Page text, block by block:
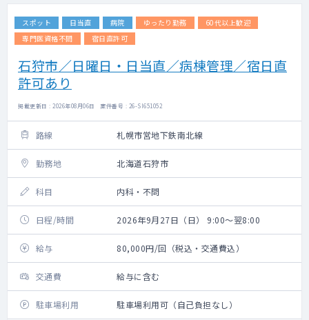
スポット 日当直 病院 ゆったり勤務
60代以上歓迎
専門医資格不問
宿日直許可
石狩市／日曜日・日当直／病棟管理／宿日直
許可あり
掲載更新日 : 2026年08月06日 案件番号 : 26-SI651052
路線 札幌市営地下鉄南北線
勤務地 北海道石狩市
科目 内科・不問
日程/時間 2026年9月27日（日） 9:00～翌8:00
給与 80,000円/回（税込・交通費込）
交通費 給与に含む
駐車場利用 駐車場利用可（自己負担なし）